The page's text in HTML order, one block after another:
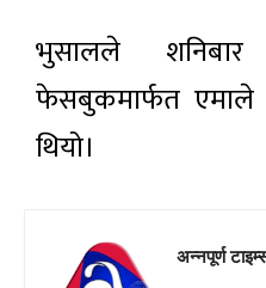
भुसालले
फेसबुकमार्फत एमाले
थियो।
अन्नपूर्ण